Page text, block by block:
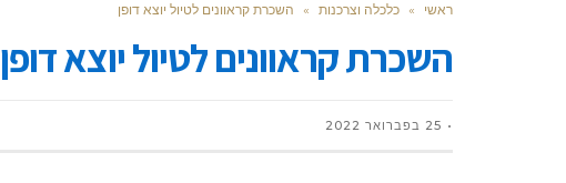
ראשי » כלכלה וצרכנות » השכרת קראוונים לטיול יוצא דופן
השכרת קראוונים לטיול יוצא דופן
25 בפברואר 2022